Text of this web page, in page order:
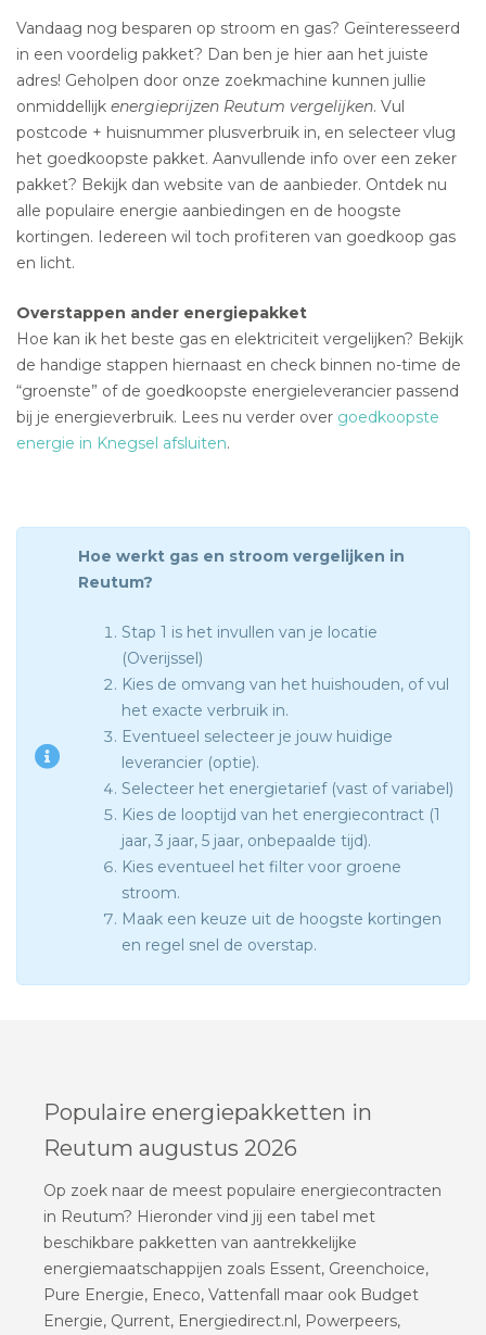
Vandaag nog besparen op stroom en gas? Geïnteresseerd
in een voordelig pakket? Dan ben je hier aan het juiste
adres! Geholpen door onze zoekmachine kunnen jullie
onmiddellijk energieprijzen Reutum vergelijken. Vul
postcode + huisnummer plusverbruik in, en selecteer vlug
het goedkoopste pakket. Aanvullende info over een zeker
pakket? Bekijk dan website van de aanbieder. Ontdek nu
alle populaire energie aanbiedingen en de hoogste
kortingen. Iedereen wil toch profiteren van goedkoop gas
en licht.
Overstappen ander energiepakket
Hoe kan ik het beste gas en elektriciteit vergelijken? Bekijk
de handige stappen hiernaast en check binnen no-time de
“groenste” of de goedkoopste energieleverancier passend
bij je energieverbruik. Lees nu verder over goedkoopste
energie in Knegsel afsluiten.
Hoe werkt gas en stroom vergelijken in
Reutum?
Stap 1 is het invullen van je locatie
(Overijssel)
Kies de omvang van het huishouden, of vul
het exacte verbruik in.
Eventueel selecteer je jouw huidige
leverancier (optie).
Selecteer het energietarief (vast of variabel)
Kies de looptijd van het energiecontract (1
jaar, 3 jaar, 5 jaar, onbepaalde tijd).
Kies eventueel het filter voor groene
stroom.
Maak een keuze uit de hoogste kortingen
en regel snel de overstap.
Populaire energiepakketten in
Reutum augustus 2026
Op zoek naar de meest populaire energiecontracten
in Reutum? Hieronder vind jij een tabel met
beschikbare pakketten van aantrekkelijke
energiemaatschappijen zoals Essent, Greenchoice,
Pure Energie, Eneco, Vattenfall maar ook Budget
Energie, Qurrent, Energiedirect.nl, Powerpeers,